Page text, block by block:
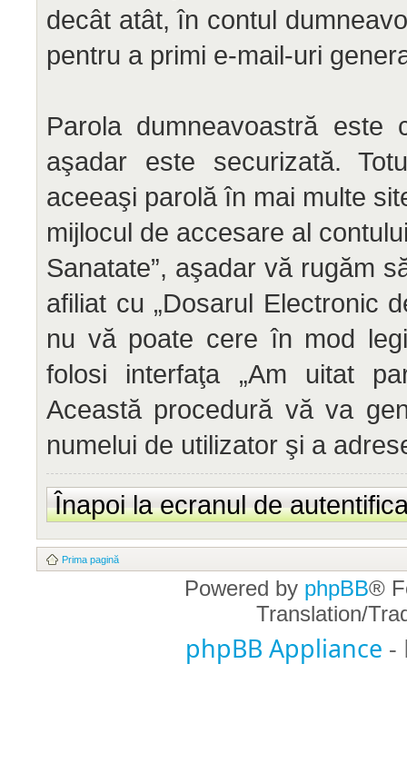
decât atât, în contul
pentru a primi e-mail-uri
Parola dumneavoastră este
aşadar este securizată.
aceeaşi parolă în mai multe
mijlocul de accesare al
Sanatate”, aşadar vă rugăm
afiliat cu „Dosarul Electronic
nu vă poate cere în mod
folosi interfaţa „Am uitat
Această procedură vă va
numelui de utilizator şi a
Înapoi la ecranul de
Prima pagină
Powered by phpBB®
Translation/
phpBB Appliance -